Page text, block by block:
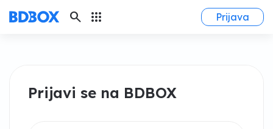
search apps Prijava
Prijavi se na BDBOX